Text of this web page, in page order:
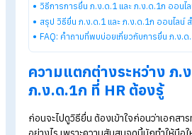
รู้จักโปรแกรม HR ของ
โปรแกรมคำนวณเงินเดือนอัต
ระบบลงเวลาทำงานออนไลน์
ราคาโปรแกรมเงินเดือน เริ่มต้
ทดลองใช้งานฟรี 30 วัน